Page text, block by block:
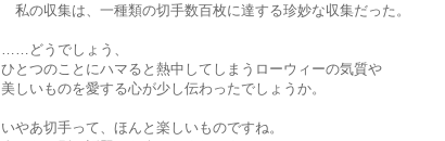
私の収集は、一種類の切手数百枚に達する珍妙な収集だった。
……どうでしょう、
ひとつのことにハマると熱中してしまうローウィーの気質や
美しいものを愛する心が少し伝わったでしょうか。
いやあ切手って、ほんと楽しいものですね。